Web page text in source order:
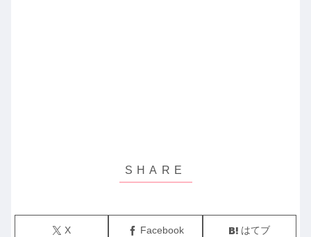
X Facebook はてブ